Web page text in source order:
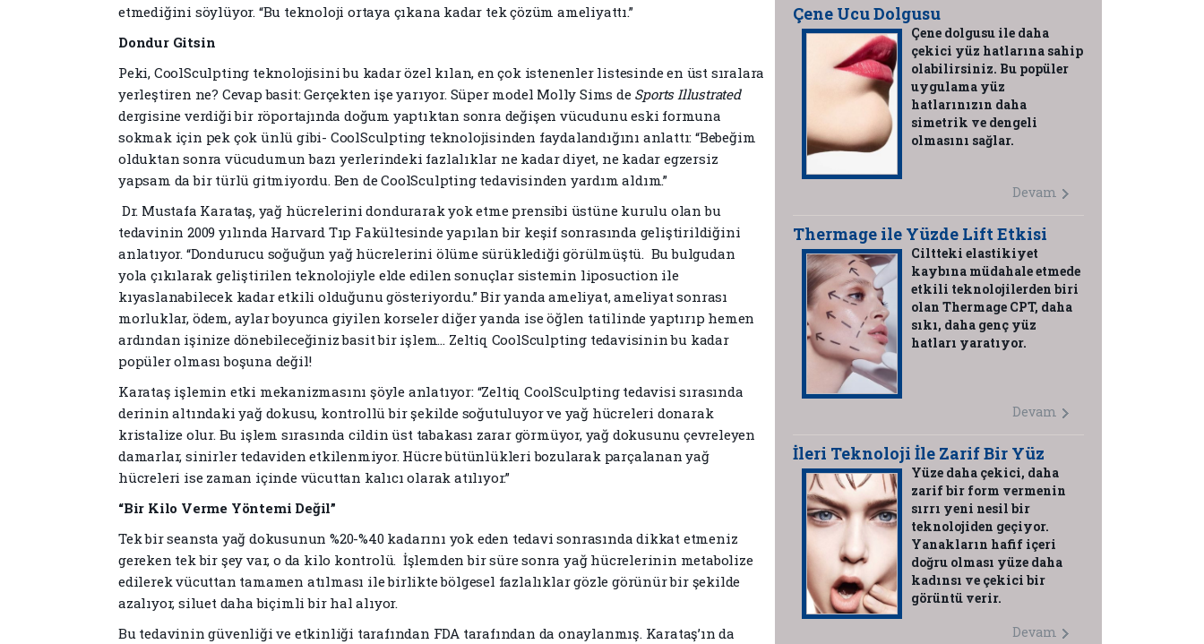
etmediğini söylüyor. “Bu teknoloji ortaya çıkana kadar tek çözüm ameliyattı.”
Dondur Gitsin
Peki, CoolSculpting teknolojisini bu kadar özel kılan, en çok istenenler listesinde en üst sıralara
yerleştiren ne? Cevap basit: Gerçekten işe yarıyor. Süper model Molly Sims de Sports Illustrated
dergisine verdiği bir röportajında doğum yaptıktan sonra değişen vücudunu eski formuna
sokmak için pek çok ünlü gibi- CoolSculpting teknolojisinden faydalandığını anlattı: “Bebeğim
olduktan sonra vücudumun bazı yerlerindeki fazlalıklar ne kadar diyet, ne kadar egzersiz
yapsam da bir türlü gitmiyordu. Ben de CoolSculpting tedavisinden yardım aldım.”
Dr. Mustafa Karataş, yağ hücrelerini dondurarak yok etme prensibi üstüne kurulu olan bu
tedavinin 2009 yılında Harvard Tıp Fakültesinde yapılan bir keşif sonrasında geliştirildiğini
anlatıyor. “Dondurucu soğuğun yağ hücrelerini ölüme sürüklediği görülmüştü. Bu bulgudan
yola çıkılarak geliştirilen teknolojiyle elde edilen sonuçlar sistemin liposuction ile
kıyaslanabilecek kadar etkili olduğunu gösteriyordu.” Bir yanda ameliyat, ameliyat sonrası
morluklar, ödem, aylar boyunca giyilen korseler diğer yanda ise öğlen tatilinde yaptırıp hemen
ardından işinize dönebileceğiniz basit bir işlem… Zeltiq CoolSculpting tedavisinin bu kadar
popüler olması boşuna değil!
Karataş işlemin etki mekanizmasını şöyle anlatıyor: “Zeltiq CoolSculpting tedavisi sırasında
derinin altındaki yağ dokusu, kontrollü bir şekilde soğutuluyor ve yağ hücreleri donarak
kristalize olur. Bu işlem sırasında cildin üst tabakası zarar görmüyor, yağ dokusunu çevreleyen
damarlar, sinirler tedaviden etkilenmiyor. Hücre bütünlükleri bozularak parçalanan yağ
hücreleri ise zaman içinde vücuttan kalıcı olarak atılıyor.”
“Bir Kilo Verme Yöntemi Değil”
Tek bir seansta yağ dokusunun %20-%40 kadarını yok eden tedavi sonrasında dikkat etmeniz
gereken tek bir şey var, o da kilo kontrolü. İşlemden bir süre sonra yağ hücrelerinin metabolize
edilerek vücuttan tamamen atılması ile birlikte bölgesel fazlalıklar gözle görünür bir şekilde
azalıyor, siluet daha biçimli bir hal alıyor.
Bu tedavinin güvenliği ve etkinliği tarafından FDA tarafından da onaylanmış. Karataş’ın da
Çene Ucu Dolgusu
Çene dolgusu ile daha
çekici yüz hatlarına sahip
olabilirsiniz. Bu popüler
uygulama yüz
hatlarınızın daha
simetrik ve dengeli
olmasını sağlar.
Devam
Thermage ile Yüzde Lift Etkisi
Ciltteki elastikiyet
kaybına müdahale etmede
etkili teknolojilerden biri
olan Thermage CPT, daha
sıkı, daha genç yüz
hatları yaratıyor.
Devam
İleri Teknoloji İle Zarif Bir Yüz
Yüze daha çekici, daha
zarif bir form vermenin
sırrı yeni nesil bir
teknolojiden geçiyor.
Yanakların hafif içeri
doğru olması yüze daha
kadınsı ve çekici bir
görüntü verir.
Devam